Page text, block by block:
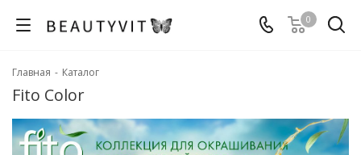
0
Главная - Каталог
Fito Color